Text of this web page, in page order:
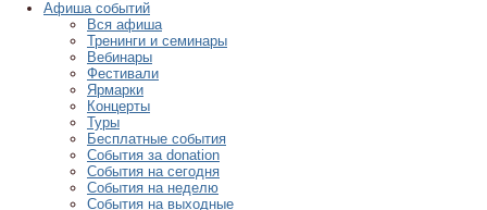
Афиша событий
Вся афиша
Тренинги и семинары
Вебинары
Фестивали
Ярмарки
Концерты
Туры
Бесплатные события
События за donation
События на сегодня
События на неделю
События на выходные